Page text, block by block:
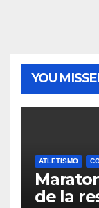
YOU
ATLETISMO
de la